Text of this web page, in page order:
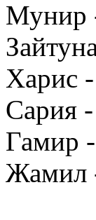
Мунир
Харис
Сария
Гамир
Жамил